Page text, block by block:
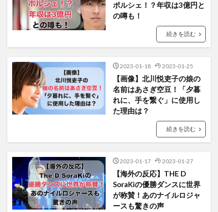
ポルシェ！？年収は3億円と
の噂も！
続きを読む
2023-01-18 2023-01-25
【画像】北川悦吏子の娘の
名前はあさぎ空豆！「夕暮
れに、手を繋ぐ」に使用し
た理由は？
続きを読む
2023-01-17 2023-01-27
【海外の反応】THE D
SoraKiの優勝ダンスに世界
が称賛！あのナイルロジャ
ースも驚きの声